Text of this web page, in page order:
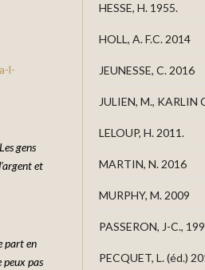
l-
gens
et
part en
peux pas
HESSE, H. 1955.
HOLL, A. F.C. 2014
JEUNESSE, C. 2016
JULIEN, M., KARLIN
LELOUP, H. 2011.
MARTIN, N. 2016
MURPHY, M. 2009
PASSERON, J-C.,
PECQUET, L. (éd.)